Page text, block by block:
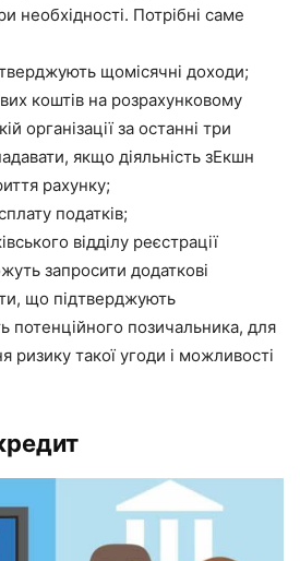
необхідності. Потрібні саме
щомісячні доходи;
коштів на розрахунковому
організації за останні три
якщо діяльність зЕкшн
рахунку;
податків;
відділу реєстрації
запросити додаткові
що підтверджують
потенційного позичальника, для
ризику такої угоди і можливості